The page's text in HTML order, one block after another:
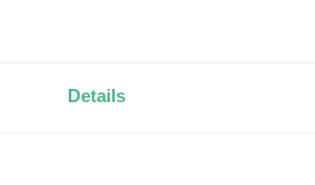
Details